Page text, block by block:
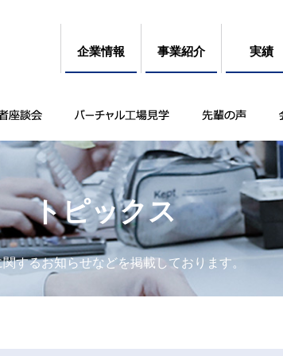
企業情報 事業紹介 実績
トピックス
するお知らせなどを掲載しております。